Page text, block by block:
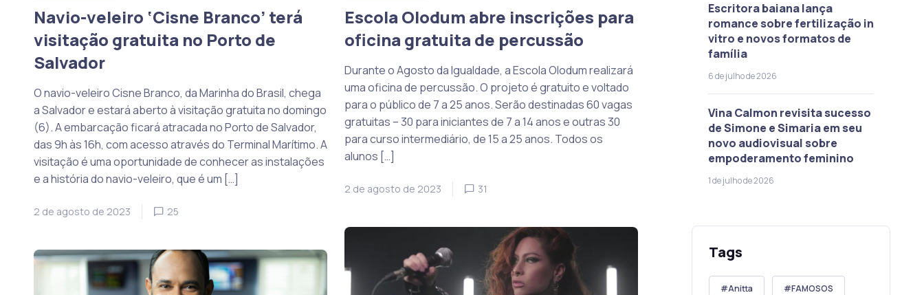
Navio-veleiro ‘Cisne Branco’ terá
visitação gratuita no Porto de
Salvador
O navio-veleiro Cisne Branco, da Marinha do Brasil, chega
a Salvador e estará aberto à visitação gratuita no domingo
(6). A embarcação ficará atracada no Porto de Salvador,
das 9h às 16h, com acesso através do Terminal Marítimo. A
visitação é uma oportunidade de conhecer as instalações
e a história do navio-veleiro, que é um […]
2 de agosto de 2023 25
Escola Olodum abre inscrições para
oficina gratuita de percussão
Durante o Agosto da Igualdade, a Escola Olodum realizará
uma oficina de percussão. O projeto é gratuito e voltado
para o público de 7 a 25 anos. Serão destinadas 60 vagas
gratuitas – 30 para iniciantes de 7 a 14 anos e outras 30
para curso intermediário, de 15 a 25 anos. Todos os
alunos […]
2 de agosto de 2023 31
Escritora baiana lança
romance sobre fertilização in
vitro e novos formatos de
família
6 de julho de 2026
Vina Calmon revisita sucesso
de Simone e Simaria em seu
novo audiovisual sobre
empoderamento feminino
1 de julho de 2026
Tags
Anitta FAMOSOS